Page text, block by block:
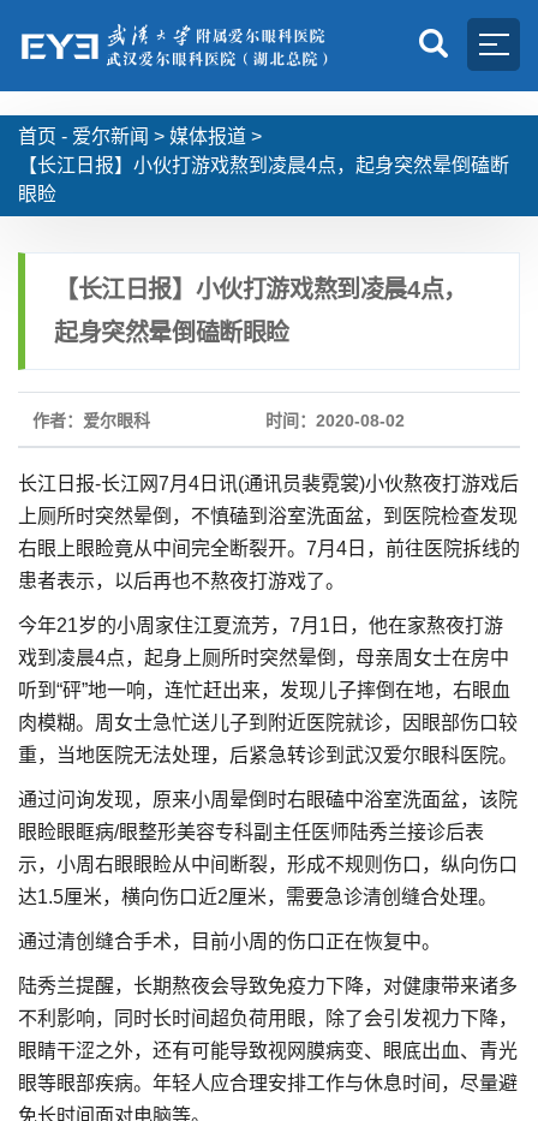
首页 - 爱尔新闻 > 媒体报道 >
【长江日报】小伙打游戏熬到凌晨4点，起身突然晕倒磕断
眼睑
【长江日报】小伙打游戏熬到凌晨4点，
起身突然晕倒磕断眼睑
作者：爱尔眼科 时间：2020-08-02
长江日报-长江网7月4日讯(通讯员裴霓裳)小伙熬夜打游戏后
上厕所时突然晕倒，不慎磕到浴室洗面盆，到医院检查发现
右眼上眼睑竟从中间完全断裂开。7月4日，前往医院拆线的
患者表示，以后再也不熬夜打游戏了。
今年21岁的小周家住江夏流芳，7月1日，他在家熬夜打游
戏到凌晨4点，起身上厕所时突然晕倒，母亲周女士在房中
听到“砰”地一响，连忙赶出来，发现儿子摔倒在地，右眼血
肉模糊。周女士急忙送儿子到附近医院就诊，因眼部伤口较
重，当地医院无法处理，后紧急转诊到武汉爱尔眼科医院。
通过问询发现，原来小周晕倒时右眼磕中浴室洗面盆，该院
眼睑眼眶病/眼整形美容专科副主任医师陆秀兰接诊后表
示，小周右眼眼睑从中间断裂，形成不规则伤口，纵向伤口
达1.5厘米，横向伤口近2厘米，需要急诊清创缝合处理。
通过清创缝合手术，目前小周的伤口正在恢复中。
陆秀兰提醒，长期熬夜会导致免疫力下降，对健康带来诸多
不利影响，同时长时间超负荷用眼，除了会引发视力下降，
眼睛干涩之外，还有可能导致视网膜病变、眼底出血、青光
眼等眼部疾病。年轻人应合理安排工作与休息时间，尽量避
免长时间面对电脑等。